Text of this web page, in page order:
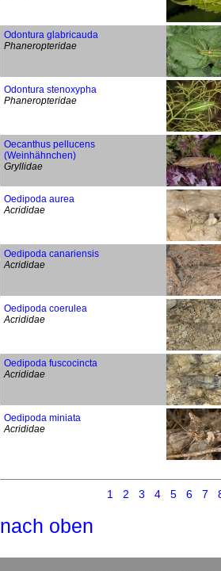
Odontura glabricauda
Phaneropteridae
Odontura stenoxypha
Phaneropteridae
Oecanthus pellucens
(Weinhähnchen)
Gryllidae
Oedipoda aurea
Acrididae
Oedipoda canariensis
Acrididae
Oedipoda coerulea
Acrididae
Oedipoda fuscocincta
Acrididae
Oedipoda miniata
Acrididae
1 2 3 4 5 6 7
nach oben